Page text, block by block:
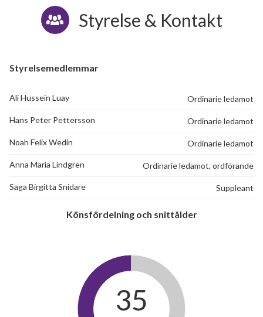
69
lägenheter
Styrelse & Kontakt
Styrelsemedlemmar
Ali Hussein Luay Ordinarie ledamot
Hans Peter Pettersson Ordinarie ledamot
Noah Felix Wedin Ordinarie ledamot
Anna Maria Lindgren Ordinarie ledamot, ordförande
Saga Birgitta Snidare Suppleant
Könsfördelning och snittålder
35